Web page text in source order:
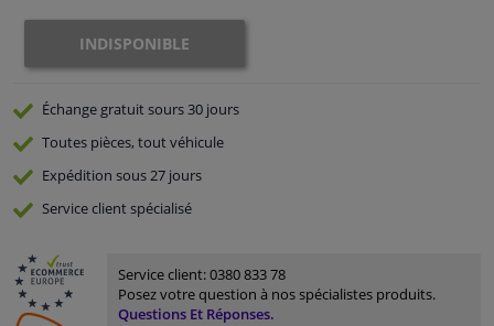
Promotions et réductions
Capteurs & électronique
INDISPONIBLE
Échange gratuitsours 30 jours
Toutes pièces, tout véhicule
Expédition sous 27 jours
Serviceclient spécialisé
Service client:0380 833 78
Posez votre question à nos spécialistes produits.
Questions Et Réponses.